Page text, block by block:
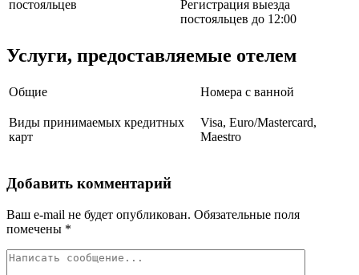
постояльцев
Регистрация выезда
постояльцев до 12:00
Услуги, предоставляемые отелем
Общие Номера с ванной
Виды принимаемых кредитных
карт
Visa, Euro/Mastercard,
Maestro
Добавить комментарий
Ваш e-mail не будет опубликован. Обязательные поля
помечены *